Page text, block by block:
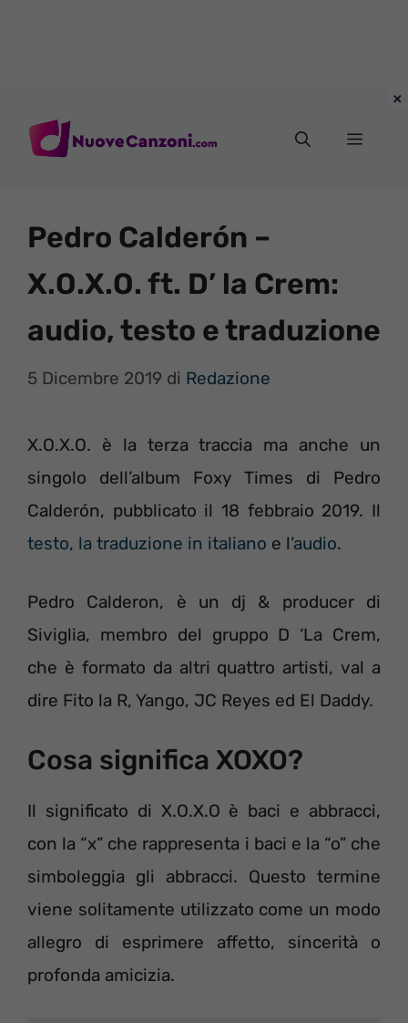
Menu
Pedro Calderón –
X.O.X.O. ft. D’ la Crem:
audio, testo e traduzione
5 Dicembre 2019 di Redazione
X.O.X.O. è la terza traccia ma anche un
singolo dell’album Foxy Times di Pedro
Calderón, pubblicato il 18 febbraio 2019. Il
testo, la traduzione in italiano e l’audio.
Pedro Calderon, è un dj & producer di
Siviglia, membro del gruppo D ‘La Crem,
che è formato da altri quattro artisti, val a
dire Fito la R, Yango, JC Reyes ed El Daddy.
Cosa significa XOXO?
Il significato di X.O.X.O è baci e abbracci,
con la “x” che rappresenta i baci e la “o” che
simboleggia gli abbracci. Questo termine
viene solitamente utilizzato come un modo
allegro di esprimere affetto, sincerità o
profonda amicizia.